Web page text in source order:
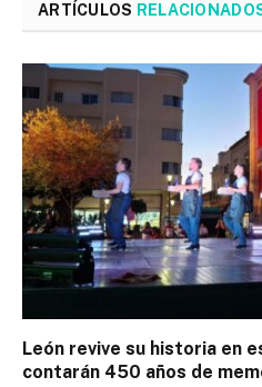
ARTÍCULOS
León revive su historia en
contarán 450 años de